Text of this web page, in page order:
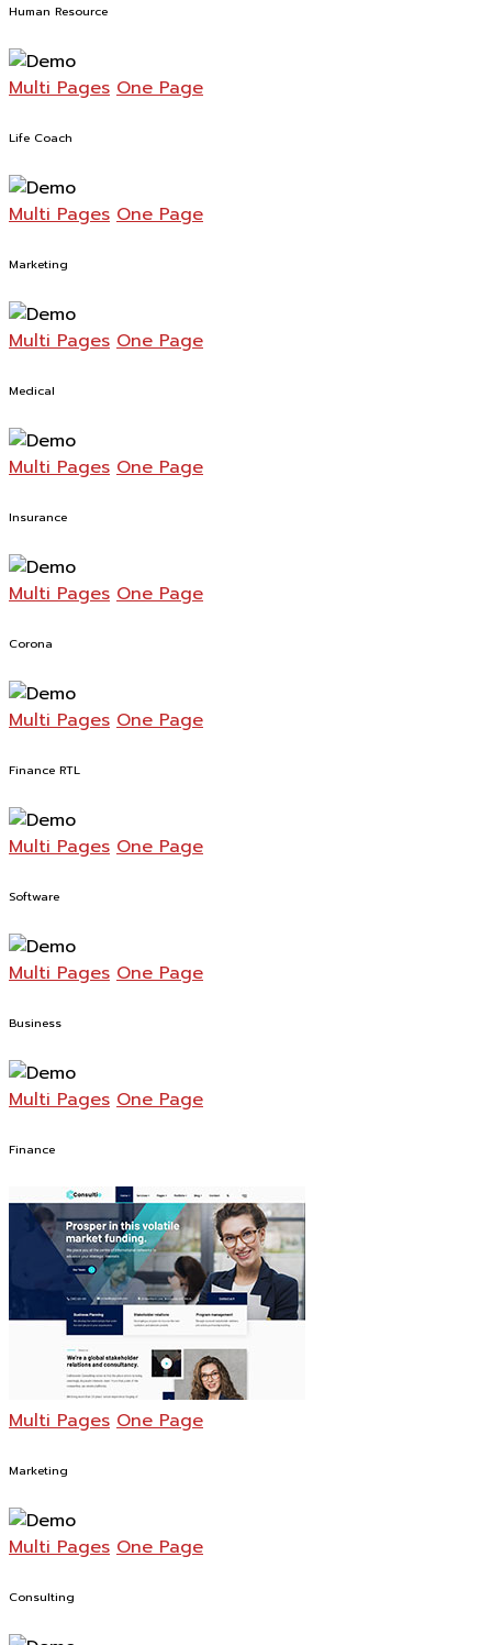
Human Resource
Multi Pages One Page
Life Coach
Multi Pages One Page
Marketing
Multi Pages One Page
Medical
Multi Pages One Page
Insurance
Multi Pages One Page
Corona
Multi Pages One Page
Finance RTL
Multi Pages One Page
Software
Multi Pages One Page
Business
Multi Pages One Page
Finance
Multi Pages One Page
Marketing
Multi Pages One Page
Consulting